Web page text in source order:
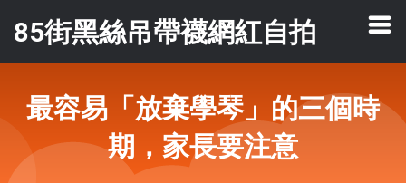
85街黑絲吊帶襪網紅自拍
最容易「放棄學琴」的三個時
期，家長要注意